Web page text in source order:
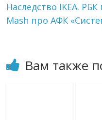
i
Наследство IKEA.
Mash про АФК
Вам также